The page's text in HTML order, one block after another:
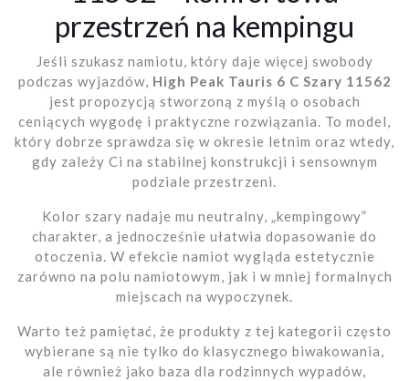
przestrzeń na kempingu
Jeśli szukasz namiotu, który daje więcej swobody
podczas wyjazdów, High Peak Tauris 6 C Szary 11562
jest propozycją stworzoną z myślą o osobach
ceniących wygodę i praktyczne rozwiązania. To model,
który dobrze sprawdza się w okresie letnim oraz wtedy,
gdy zależy Ci na stabilnej konstrukcji i sensownym
podziale przestrzeni.
Kolor szary nadaje mu neutralny, „kempingowy”
charakter, a jednocześnie ułatwia dopasowanie do
otoczenia. W efekcie namiot wygląda estetycznie
zarówno na polu namiotowym, jak i w mniej formalnych
miejscach na wypoczynek.
Warto też pamiętać, że produkty z tej kategorii często
wybierane są nie tylko do klasycznego biwakowania,
ale również jako baza dla rodzinnych wypadów,